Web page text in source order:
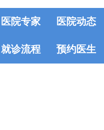
医院专家 医院动态
就诊流程 预约医生